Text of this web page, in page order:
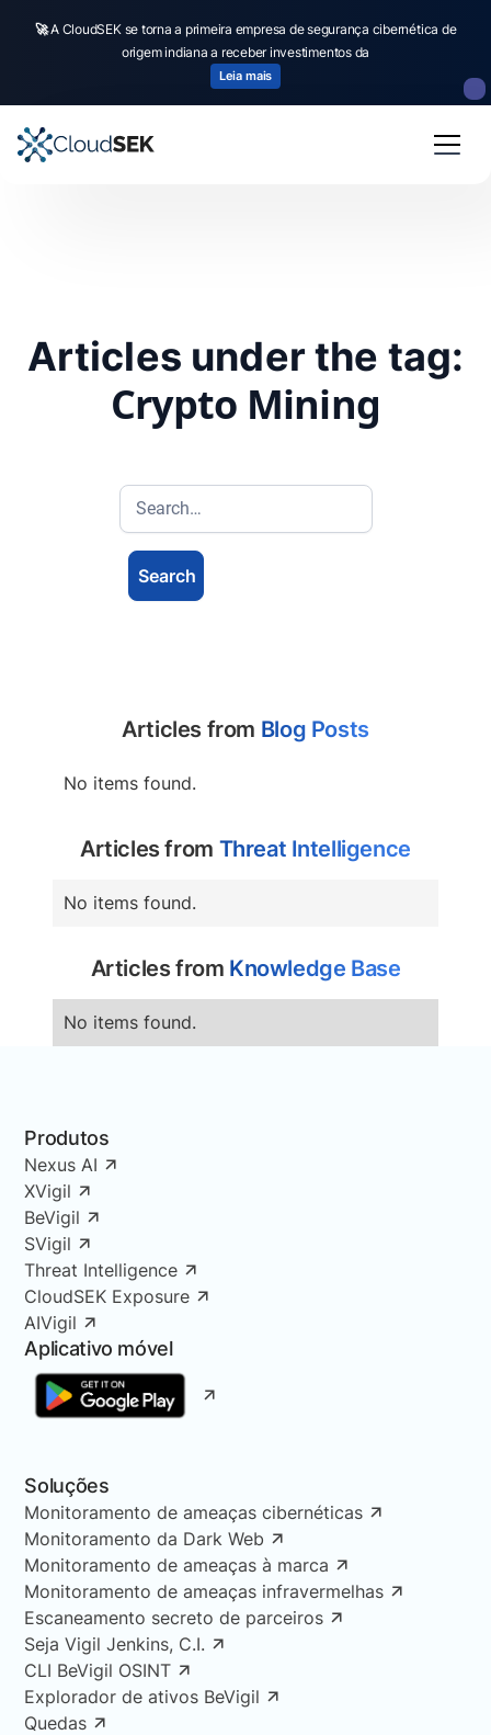
🚀A CloudSEK se torna a primeira empresa de segurança cibernética de
origem indiana a receber investimentos da
Leia mais
Articles under the tag:
Crypto Mining
Articles from Blog Posts
No items found.
Articles from Threat Intelligence
No items found.
Articles from Knowledge Base
No items found.
Produtos
Nexus AI
XVigil
BeVigil
SVigil
Threat Intelligence
CloudSEK Exposure
AIVigil
Aplicativo móvel
Soluções
Monitoramento de ameaças cibernéticas
Monitoramento da Dark Web
Monitoramento de ameaças à marca
Monitoramento de ameaças infravermelhas
Escaneamento secreto de parceiros
Seja Vigil Jenkins, C.I.
CLI BeVigil OSINT
Explorador de ativos BeVigil
Quedas